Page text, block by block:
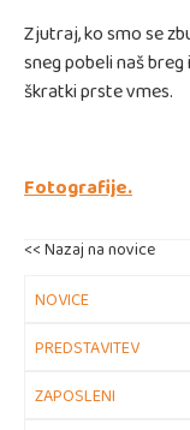
Zjutraj, ko smo se
sneg pobeli naš
škratki prste vmes.
Fotografije.
<< Nazaj na novice
NOVICE
PREDSTAVITEV
ZAPOSLENI